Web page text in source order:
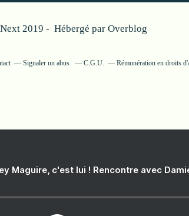
2019 - Hébergé par Overblog
Signaler un abus C.G.U. Rémunération en droits
Maguire, c'est lui ! Rencontre avec